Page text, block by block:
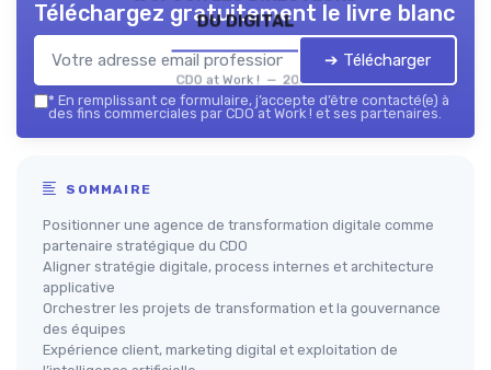
du digital
CDO at Work ! — 2026
Téléchargez gratuitement le livre blanc
➔ Télécharger
* En remplissant ce formulaire, j’accepte d’être contacté(e) à
des fins commerciales par CDO at Work ! et ses partenaires.
SOMMAIRE
Positionner une agence de transformation digitale comme
partenaire stratégique du CDO
Aligner stratégie digitale, process internes et architecture
applicative
Orchestrer les projets de transformation et la gouvernance
des équipes
Expérience client, marketing digital et exploitation de